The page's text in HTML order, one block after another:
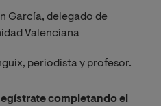
García, delegado de
Valenciana
periodista y profesor.
completando el